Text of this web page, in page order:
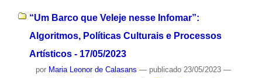
“Um Barco que Veleje nesse Infomar”:
Algoritmos, Políticas Culturais e Processos
Artísticos - 17/05/2023
por Maria Leonor de Calasans — publicado23/05/2023 —